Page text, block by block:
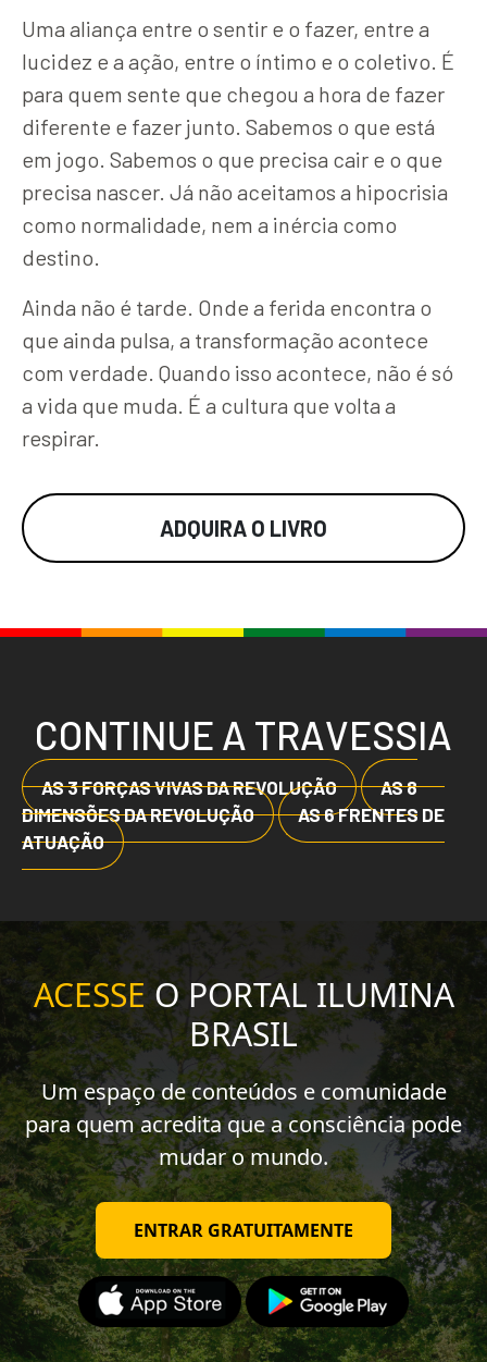
Uma aliança entre o sentir e o fazer, entre a
lucidez e a ação, entre o íntimo e o coletivo. É
para quem sente que chegou a hora de fazer
diferente e fazer junto. Sabemos o que está
em jogo. Sabemos o que precisa cair e o que
precisa nascer. Já não aceitamos a hipocrisia
como normalidade, nem a inércia como
destino.
Ainda não é tarde. Onde a ferida encontra o
que ainda pulsa, a transformação acontece
com verdade. Quando isso acontece, não é só
a vida que muda. É a cultura que volta a
respirar.
ADQUIRA O LIVRO
CONTINUE A TRAVESSIA
AS 3 FORÇAS VIVAS DA REVOLUÇÃO
AS 8
DIMENSÕES DA REVOLUÇÃO
AS 6 FRENTES DE
ATUAÇÃO
ACESSEO PORTAL ILUMINA
BRASIL
Um espaço de conteúdos e comunidade
para quem acredita que a consciência pode
mudar o mundo.
ENTRAR GRATUITAMENTE